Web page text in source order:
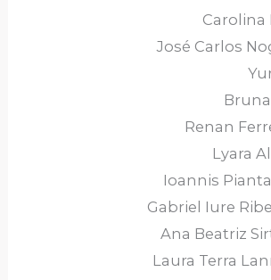
Carolina
José Carlos
Renan
Lyara
Ioannis
Gabriel Iure
Ana Beatriz
Laura Terra